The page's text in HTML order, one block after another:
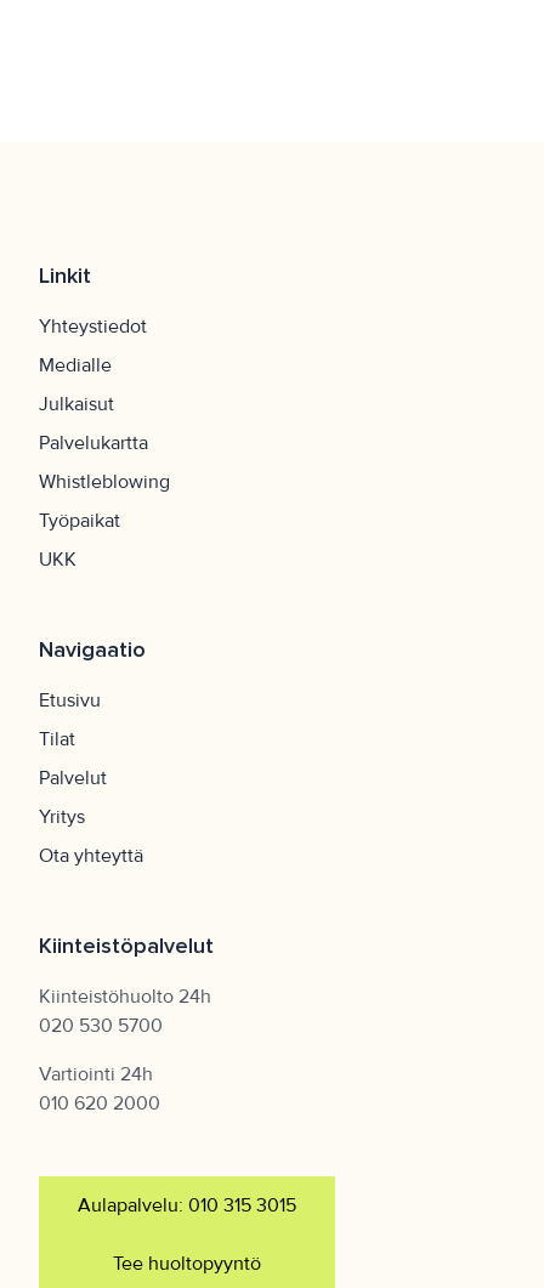
Linkit
Yhteystiedot
Medialle
Julkaisut
Palvelukartta
Whistleblowing
Työpaikat
UKK
Navigaatio
Etusivu
Tilat
Palvelut
Yritys
Ota yhteyttä
Kiinteistöpalvelut
Kiinteistöhuolto 24h
020 530 5700
Vartiointi 24h
010 620 2000
Aulapalvelu: 010 315 3015
Tee huoltopyyntö